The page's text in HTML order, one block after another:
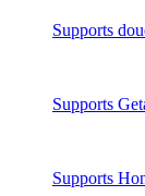
Supports
Supports
Supports